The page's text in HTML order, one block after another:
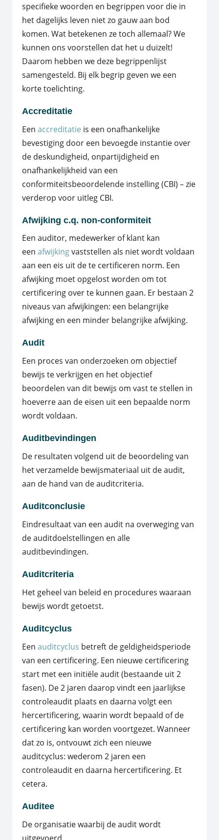
specifieke woorden en begrippen voor die in
het dagelijks leven niet zo gauw aan bod
komen. Wat betekenen ze toch allemaal? We
kunnen ons voorstellen dat het u duizelt!
Daarom hebben we deze begrippenlijst
samengesteld. Bij elk begrip geven we een
korte toelichting.
Accreditatie
Een accreditatie is een onafhankelijke
bevestiging door een bevoegde instantie over
de deskundigheid, onpartijdigheid en
onafhankelijkheid van een
conformiteitsbeoordelende instelling (CBI) – zie
verderop voor uitleg CBI.
Afwijking c.q. non-conformiteit
Een auditor, medewerker of klant kan
een afwijkingvaststellen als niet wordt voldaan
aan een eis uit de te certificeren norm. Een
afwijking moet opgelost worden om tot
certificering over te kunnen gaan. Er bestaan 2
niveaus van afwijkingen: een belangrijke
afwijking en een minder belangrijke afwijking.
Audit
Een proces van onderzoeken om objectief
bewijs te verkrijgen en het objectief
beoordelen van dit bewijs om vast te stellen in
hoeverre aan de eisen uit een bepaalde norm
wordt voldaan.
Auditbevindingen
De resultaten volgend uit de beoordeling van
het verzamelde bewijsmateriaal uit de audit,
aan de hand van de auditcriteria.
Auditconclusie
Eindresultaat van een audit na overweging van
de auditdoelstellingen en alle
auditbevindingen.
Auditcriteria
Het geheel van beleid en procedures waaraan
bewijs wordt getoetst.
Auditcyclus
Een auditcyclus betreft de geldigheidsperiode
van een certificering. Een nieuwe certificering
start met een initiële audit (bestaande uit 2
fasen). De 2 jaren daarop vindt een jaarlijkse
controleaudit plaats en daarna volgt een
hercertificering, waarin wordt bepaald of de
certificering kan worden voortgezet. Wanneer
dat zo is, ontvouwt zich een nieuwe
auditcyclus: wederom 2 jaren een
controleaudit en daarna hercertificering. Et
cetera.
Auditee
De organisatie waarbij de audit wordt